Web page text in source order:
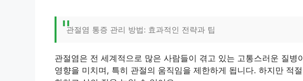
관절염 통증 관리 방법: 효과적인 전략과 팁
관절염은 전 세계적으로 많은 사람들이 겪고 있는 고통스러운 질병
영향을 미치며, 특히 관절의 움직임을 제한하게 됩니다. 하지만 적